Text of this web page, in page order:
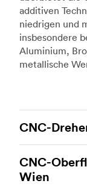
additiven
niedrigen und
insbesondere
Aluminium,
metallische
CNC-
weitere
der
CNC-
Wien